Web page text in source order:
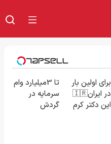
برای اولین بار
در ایران🇮🇷
این دکتر کرم
تا 3میلیارد وام
سرمایه در
گردش